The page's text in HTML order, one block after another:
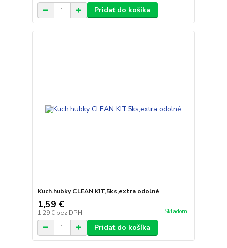
Pridať do košíka
Kuch.hubky CLEAN KIT,5ks,extra odolné
1,59 €
1,29 € bez DPH Skladom
Pridať do košíka